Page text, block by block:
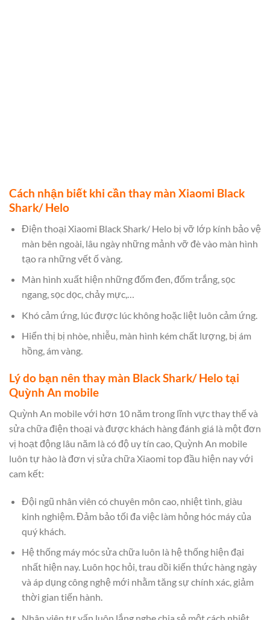
Cách nhận biết khi cần thay màn Xiaomi Black
Shark/ Helo
Điện thoại Xiaomi Black Shark/ Helo bị vỡ lớp kính bảo vệ
màn bên ngoài, lâu ngày những mảnh vỡ đè vào màn hình
tạo ra những vết ố vàng.
Màn hình xuất hiện những đốm đen, đốm trắng, sọc
ngang, sọc dọc, chảy mực,…
Khó cảm ứng, lúc được lúc không hoặc liệt luôn cảm ứng.
Hiển thị bị nhòe, nhiễu, màn hình kém chất lượng, bị ám
hồng, ám vàng.
Lý do bạn nên thay màn Black Shark/ Helo tại
Quỳnh An mobile
Quỳnh An mobile với hơn 10 năm trong lĩnh vực thay thế và
sửa chữa điện thoại và được khách hàng đánh giá là một đơn
vị hoạt động lâu năm là có độ uy tín cao, Quỳnh An mobile
luôn tự hào là đơn vị sửa chữa Xiaomi top đầu hiện nay với
cam kết:
Đội ngũ nhân viên có chuyên môn cao, nhiệt tình, giàu
kinh nghiệm. Đảm bảo tối đa việc làm hỏng hóc máy của
quý khách.
Hệ thống máy móc sửa chữa luôn là hệ thống hiện đại
nhất hiện nay. Luôn học hỏi, trau dồi kiến thức hàng ngày
và áp dụng công nghệ mới nhằm tăng sự chính xác, giảm
thời gian tiến hành.